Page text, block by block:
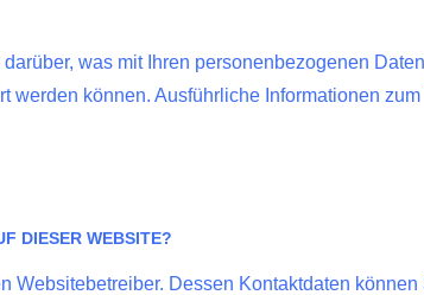
was mit Ihren personenbezogenen
können. Ausführliche Informationen
DIESER WEBSITE?
Websitebetreiber. Dessen Kontaktdaten